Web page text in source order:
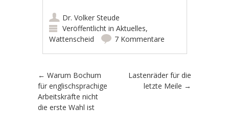
Dr. Volker Steude
Veröffentlicht inAktuelles,
Wattenscheid
7 Kommentare
Artikel-Navigation
← Warum Bochum
für englischsprachige
Arbeitskräfte nicht
die erste Wahl ist
Lastenräder für die
letzte Meile →